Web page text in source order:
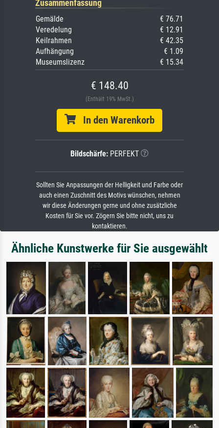
Zusammenfassung
Gemälde
€ 76.71
Veredelung
€ 12.91
Keilrahmen
€ 42.35
Aufhängung
€ 1.09
Museumslizenz
€ 15.34
€ 148.40
(Enthält 19% MwSt.)
In den Warenkorb
Bildschärfe: PERFEKT
Sollten Sie Anpassungen der Helligkeit und Farbe oder
auch einen Zuschnitt des Motivs wünschen, nehmen
wir diese Änderungen gerne und ohne zusätzliche
Kosten für Sie vor. Zögern Sie bitte nicht, uns zu
kontaktieren.
Ähnliche Kunstwerke für Sie ausgewählt